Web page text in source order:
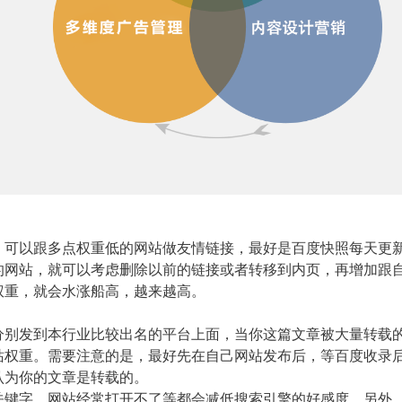
跟多点权重低的网站做友情链接，最好是百度快照每天更
站，就可以考虑删除以前的链接或者转移到内页，再增加跟
，就会水涨船高，越来越高。
到本行业比较出名的平台上面，当你这篇文章被大量转载
重。需要注意的是，最好先在自己网站发布后，等百度收录
你的文章是转载的。
，网站经常打开不了等都会减低搜索引擎的好感度，另外